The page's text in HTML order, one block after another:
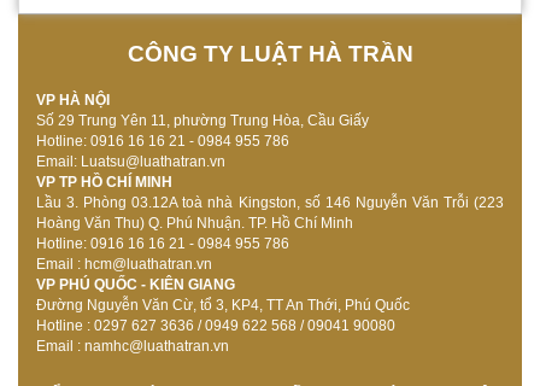
CÔNG TY LUẬT HÀ TRẦN
VP HÀ NỘI
Số 29 Trung Yên 11, phường Trung Hòa, Cầu Giấy
Hotline: 0916 16 16 21 - 0984 955 786
Email: Luatsu@luathatran.vn
VP TP HỒ CHÍ MINH
Lầu 3. Phòng 03.12A toà nhà Kingston, số 146 Nguyễn Văn Trỗi (223
Hoàng Văn Thu) Q. Phú Nhuận. TP. Hồ Chí Minh
Hotline: 0916 16 16 21 - 0984 955 786
Email : hcm@luathatran.vn
VP PHÚ QUỐC - KIÊN GIANG
Đường Nguyễn Văn Cừ, tổ 3, KP4, TT An Thới, Phú Quốc
Hotline : 0297 627 3636 / 0949 622 568 / 09041 90080
Email : namhc@luathatran.vn